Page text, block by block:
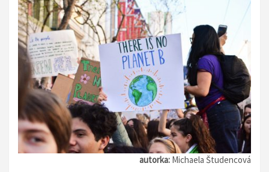
autorka: Michaela Študencová